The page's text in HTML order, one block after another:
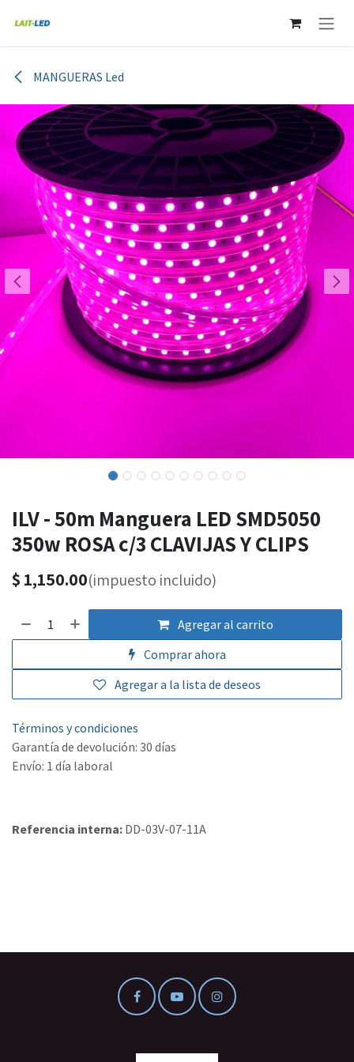
MANGUERAS Led
ILV - 50m Manguera LED SMD5050
350w ROSA c/3 CLAVIJAS Y CLIPS
$ 1,150.00(impuesto incluido)
Agregar al carrito
Comprar ahora
Agregar a la lista de deseos
Términos y condiciones
Garantía de devolución: 30 días
Envío: 1 día laboral
Referencia interna: DD-03V-07-11A